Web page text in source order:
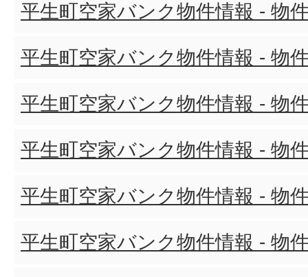
平生町空家バンク物件情報 - 物
平生町空家バンク物件情報 - 物
平生町空家バンク物件情報 - 物
平生町空家バンク物件情報 - 物
平生町空家バンク物件情報 - 物
平生町空家バンク物件情報 - 物